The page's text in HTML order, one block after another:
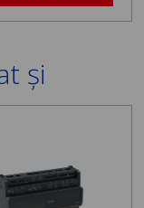
și